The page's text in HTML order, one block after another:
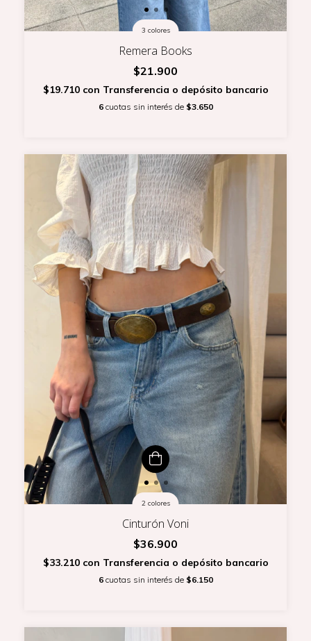
3 colores
Remera Books
$21.900
$19.710 con Transferencia o depósito bancario
6 cuotas sin interés de $3.650
2 colores
Cinturón Voni
$36.900
$33.210 con Transferencia o depósito bancario
6 cuotas sin interés de $6.150